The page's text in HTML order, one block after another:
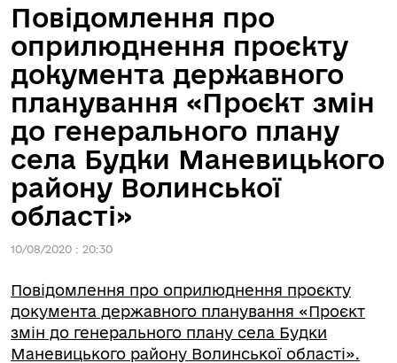
Повідомлення про
оприлюднення проєкту
документа державного
планування «Проєкт змін
до генерального плану
села Будки Маневицького
району Волинської
області»
10/08/2020 : 20:30
Повідомлення про оприлюднення проєкту
документа державного планування «Проєкт
змін до генерального плану села Будки
Маневицького району Волинської області».